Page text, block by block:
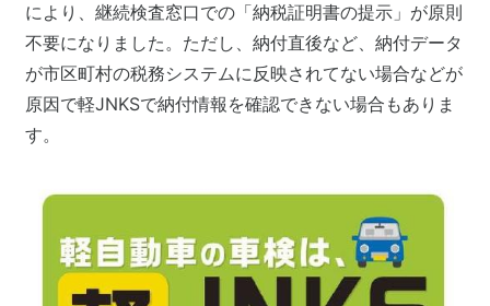
により、継続検査窓口での「納税証明書の提示」が原則
不要になりました。ただし、納付直後など、納付データ
が市区町村の税務システムに反映されてない場合などが
原因で軽JNKSで納付情報を確認できない場合もありま
す。